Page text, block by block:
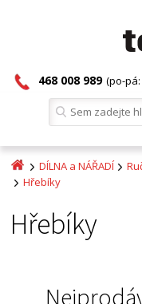
468 008 989 (po-
DÍLNA a NÁŘADÍ
Hřebíky
Hřebíky